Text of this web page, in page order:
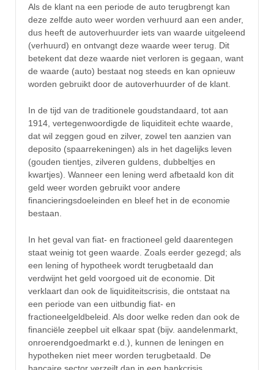
Als de klant na een periode de auto terugbrengt kan
deze zelfde auto weer worden verhuurd aan een ander,
dus heeft de autoverhuurder iets van waarde uitgeleend
(verhuurd) en ontvangt deze waarde weer terug. Dit
betekent dat deze waarde niet verloren is gegaan, want
de waarde (auto) bestaat nog steeds en kan opnieuw
worden gebruikt door de autoverhuurder of de klant.
In de tijd van de traditionele goudstandaard, tot aan
1914, vertegenwoordigde de liquiditeit echte waarde,
dat wil zeggen goud en zilver, zowel ten aanzien van
deposito (spaarrekeningen) als in het dagelijks leven
(gouden tientjes, zilveren guldens, dubbeltjes en
kwartjes). Wanneer een lening werd afbetaald kon dit
geld weer worden gebruikt voor andere
financieringsdoeleinden en bleef het in de economie
bestaan.
In het geval van fiat- en fractioneel geld daarentegen
staat weinig tot geen waarde. Zoals eerder gezegd; als
een lening of hypotheek wordt terugbetaald dan
verdwijnt het geld voorgoed uit de economie. Dit
verklaart dan ook de liquiditeitscrisis, die ontstaat na
een periode van een uitbundig fiat- en
fractioneelgeldbeleid. Als door welke reden dan ook de
financiële zeepbel uit elkaar spat (bijv. aandelenmarkt,
onroerendgoedmarkt e.d.), kunnen de leningen en
hypotheken niet meer worden terugbetaald. De